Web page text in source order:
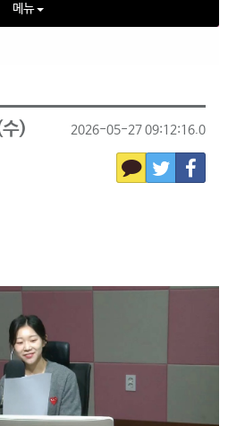
메뉴
) 2026-05-27 09:12:16.0